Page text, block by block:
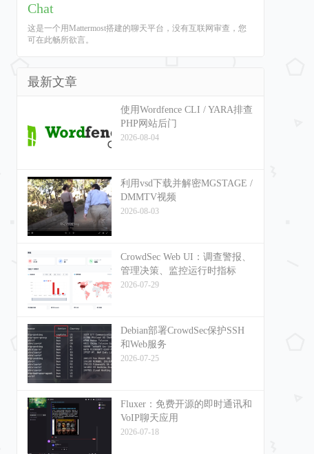
Chat
这是一个用Mattermost搭建的聊天平台，没有互联网审查，您
可在此畅所欲言。
最新文章
使用Wordfence CLI / YARA排查
PHP网站后门
2026-08-04
利用vsd下载并解密MGSTAGE /
DMMTV视频
2026-08-03
CrowdSec Web UI：调查警报、
管理决策、监控运行时指标
2026-07-29
Debian部署CrowdSec保护SSH
和Web服务
2026-07-25
Fluxer：免费开源的即时通讯和
VoIP聊天应用
2026-07-18